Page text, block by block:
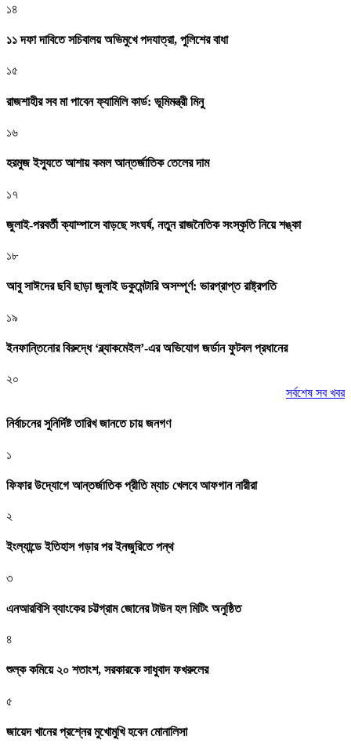
১৪
১১ দফা দাবিতে সচিবালয় অভিমুখে পদযাত্রা, পুলিশের বাধা
১৫
রাজশাহীর সব মা পাবেন ফ্যামিলি কার্ড: ভূমিমন্ত্রী মিনু
১৬
হরমুজ ইস্যুতে আশায় কমল আন্তর্জাতিক তেলের দাম
১৭
জুলাই-পরবর্তী ক্যাম্পাসে বাড়ছে সংঘর্ষ, নতুন রাজনৈতিক সংস্কৃতি নিয়ে শঙ্কা
১৮
আবু সাঈদের ছবি ছাড়া জুলাই ডকুমেন্টারি অসম্পূর্ণ: ভারপ্রাপ্ত রাষ্ট্রপতি
১৯
ইনফান্তিনোর বিরুদ্ধে ‘ব্ল্যাকমেইল’-এর অভিযোগ জর্ডান ফুটবল প্রধানের
২০
সর্বশেষ সব খবর
নির্বাচনের সুনির্দিষ্ট তারিখ জানতে চায় জনগণ
১
ফিফার উদ্যোগে আন্তর্জাতিক প্রীতি ম্যাচ খেলবে আফগান নারীরা
২
ইংল্যান্ডে ইতিহাস গড়ার পর ইনজুরিতে পন্থ
৩
এনআরবিসি ব্যাংকের চট্টগ্রাম জোনের টাউন হল মিটিং অনুষ্ঠিত
৪
শুল্ক কমিয়ে ২০ শতাংশ, সরকারকে সাধুবাদ ফখরুলের
৫
জায়েদ খানের প্রশ্নের মুখোমুখি হবেন মোনালিসা